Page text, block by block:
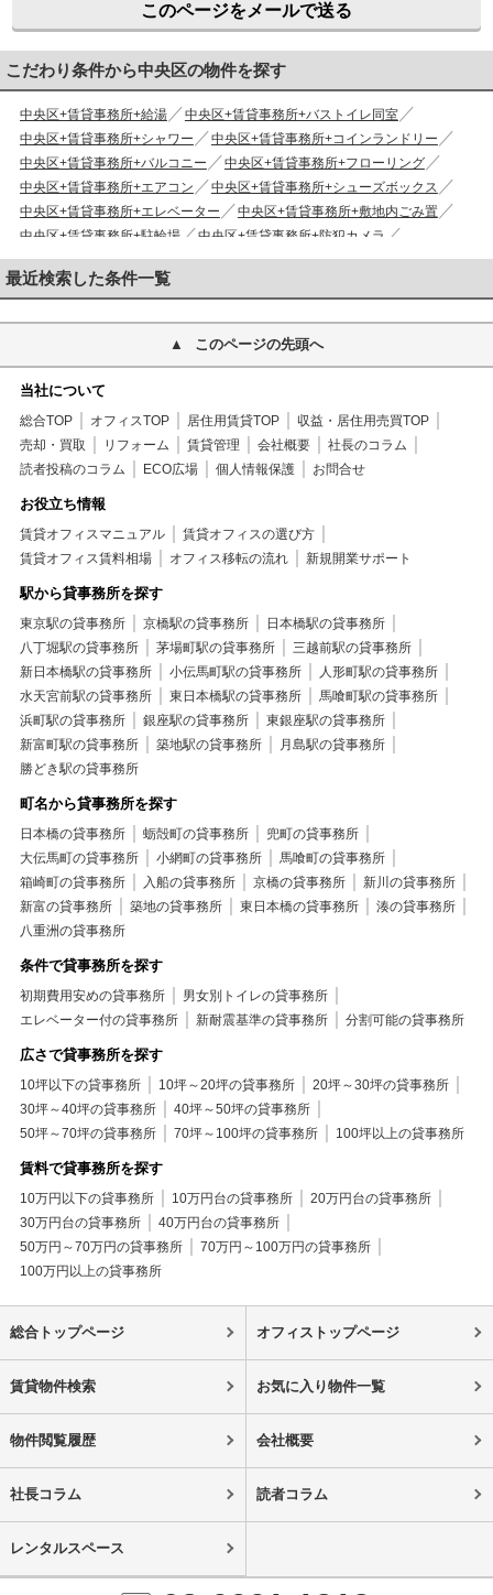
このページをメールで送る
こだわり条件から中央区の物件を探す
中央区+賃貸事務所+給湯
中央区+賃貸事務所+バストイレ同室
中央区+賃貸事務所+シャワー
中央区+賃貸事務所+コインランドリー
中央区+賃貸事務所+バルコニー
中央区+賃貸事務所+フローリング
中央区+賃貸事務所+エアコン
中央区+賃貸事務所+シューズボックス
中央区+賃貸事務所+エレベーター
中央区+賃貸事務所+敷地内ごみ置
中央区+賃貸事務所+駐輪場
中央区+賃貸事務所+防犯カメラ
中央区+賃貸事務所+エレベーター2基
中央区+賃貸事務所+日勤管理
中央区+賃貸事務所+当社管理物件
中央区+賃貸事務所+駅徒歩5分以内
中央区+賃貸事務所+即入居可
中央区+賃貸事務所+２Ｆ以上
中央区+賃貸事務所+２４時間使用可
中央区+賃貸事務所+個別空調
最近検索した条件一覧
このページの先頭へ
当社について
総合TOP オフィスTOP 居住用賃貸TOP
収益・居住用売買TOP
売却・買取
リフォーム 賃貸管理 会社概要
社長のコラム
読者投稿のコラム
ECO広場 個人情報保護 お問合せ
お役立ち情報
賃貸オフィスマニュアル
賃貸オフィスの選び方
賃貸オフィス賃料相場
オフィス移転の流れ 新規開業サポート
駅から貸事務所を探す
東京駅の貸事務所 京橋駅の貸事務所
日本橋駅の貸事務所
八丁堀駅の貸事務所
茅場町駅の貸事務所
三越前駅の貸事務所
新日本橋駅の貸事務所
小伝馬町駅の貸事務所
人形町駅の貸事務所
水天宮前駅の貸事務所
東日本橋駅の貸事務所
馬喰町駅の貸事務所
浜町駅の貸事務所
銀座駅の貸事務所
東銀座駅の貸事務所
新富町駅の貸事務所
築地駅の貸事務所
月島駅の貸事務所
勝どき駅の貸事務所
町名から貸事務所を探す
日本橋の貸事務所 蛎殻町の貸事務所
兜町の貸事務所
大伝馬町の貸事務所
小網町の貸事務所
馬喰町の貸事務所
箱崎町の貸事務所
入船の貸事務所 京橋の貸事務所
新川の貸事務所
新富の貸事務所
築地の貸事務所 東日本橋の貸事務所
湊の貸事務所
八重洲の貸事務所
条件で貸事務所を探す
初期費用安めの貸事務所
男女別トイレの貸事務所
エレベーター付の貸事務所
新耐震基準の貸事務所 分割可能の貸事務所
広さで貸事務所を探す
10坪以下の貸事務所 10坪～20坪の貸事務所
20坪～30坪の貸事務所
30坪～40坪の貸事務所
40坪～50坪の貸事務所
50坪～70坪の貸事務所
70坪～100坪の貸事務所 100坪以上の貸事務所
賃料で貸事務所を探す
10万円以下の貸事務所 10万円台の貸事務所
20万円台の貸事務所
30万円台の貸事務所
40万円台の貸事務所
50万円～70万円の貸事務所
70万円～100万円の貸事務所
100万円以上の貸事務所
総合トップページ オフィストップページ
賃貸物件検索 お気に入り物件一覧
物件閲覧履歴 会社概要
社長コラム 読者コラム
レンタルスペース